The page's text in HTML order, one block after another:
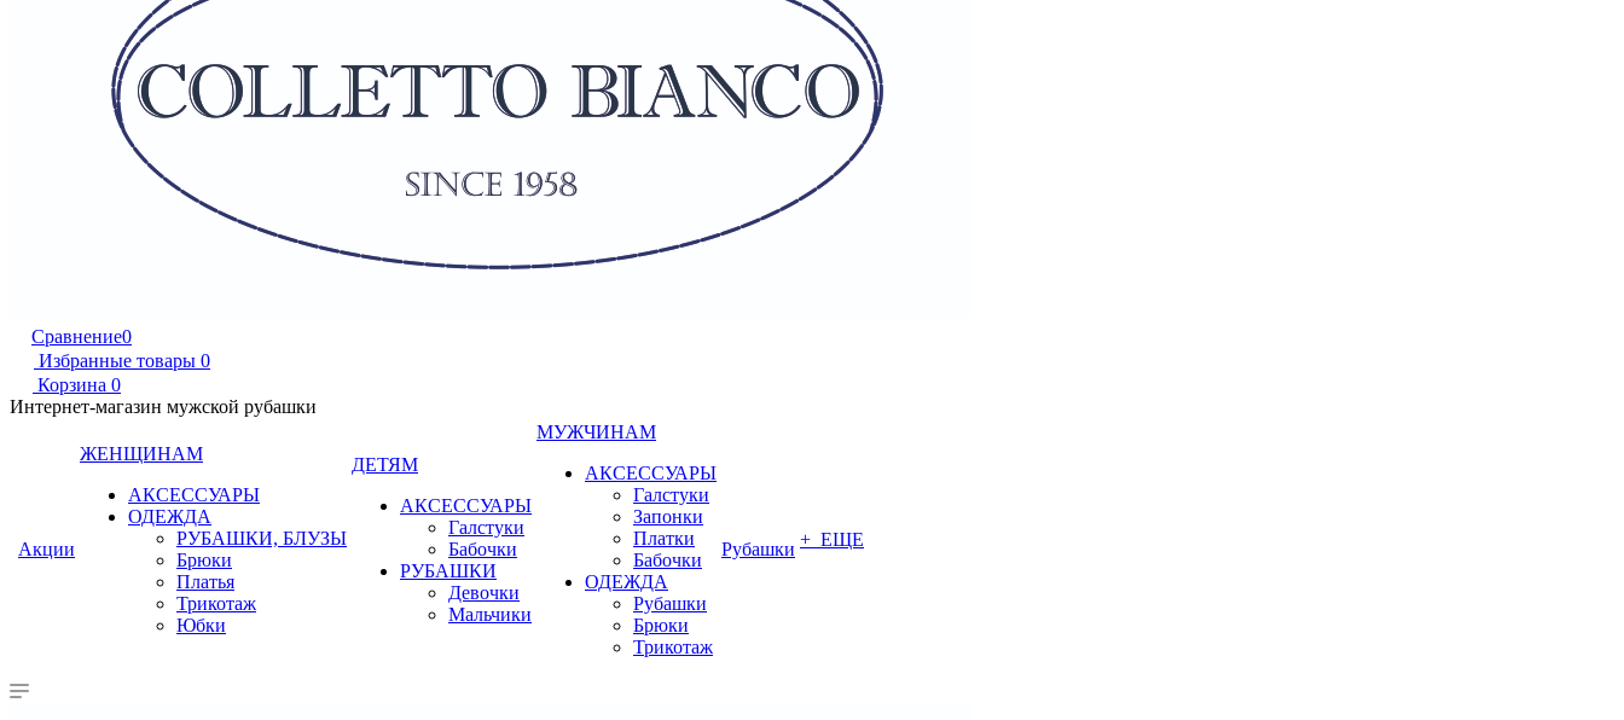
Сравнение0
Избранные товары 0
Корзина 0
Интернет-магазин мужской рубашки
Акции
ЖЕНЩИНАМ
АКСЕССУАРЫ
ОДЕЖДА
РУБАШКИ, БЛУЗЫ
Брюки
Платья
Трикотаж
Юбки
ДЕТЯМ
АКСЕССУАРЫ
Галстуки
Бабочки
РУБАШКИ
Девочки
Мальчики
МУЖЧИНАМ
АКСЕССУАРЫ
Галстуки
Запонки
Платки
Бабочки
ОДЕЖДА
Рубашки
Брюки
Трикотаж
Рубашки + ЕЩЕ